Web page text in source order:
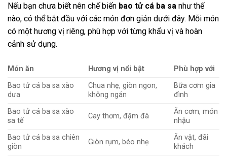
Nếu bạn chưa biết nên chế biến bao tử cá ba sa như thế
nào, có thể bắt đầu với các món đơn giản dưới đây. Mỗi món
có một hương vị riêng, phù hợp với từng khẩu vị và hoàn
cảnh sử dụng.
Món ăn Hương vị nổi bật
Phù hợp với
Bao tử cá ba sa xào
dưa
Chua nhẹ, giòn ngon,
không ngán
Bữa cơm gia
đình
Bao tử cá ba sa xào
sa tế
Cay thơm, đậm đà
Ăn cơm, món
nhậu
Bao tử cá ba sa chiên
giòn
Giòn rụm, béo nhẹ
Ăn vặt, đãi
khách